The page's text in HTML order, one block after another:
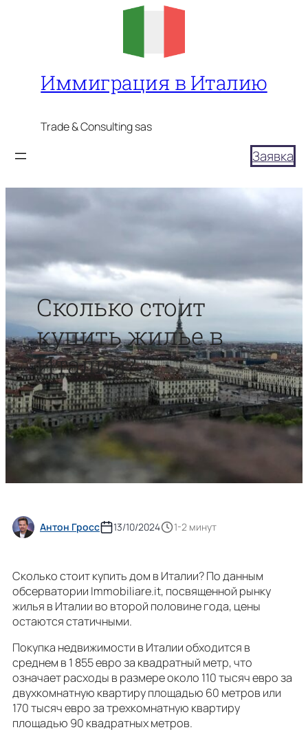
Иммиграция в Италию
Trade & Consulting sas
Заявка
Сколько стоит
купить жилье в
Италии?
Антон Гросс 13/10/2024 1-2 минут
Сколько стоит купить дом в Италии? По данным
обсерватории Immobiliare.it, посвященной рынку
жилья в Италии во второй половине года, цены
остаются статичными.
Покупка недвижимости в Италии обходится в
среднем в 1 855 евро за квадратный метр, что
означает расходы в размере около 110 тысяч евро за
двухкомнатную квартиру площадью 60 метров или
170 тысяч евро за трехкомнатную квартиру
площадью 90 квадратных метров.